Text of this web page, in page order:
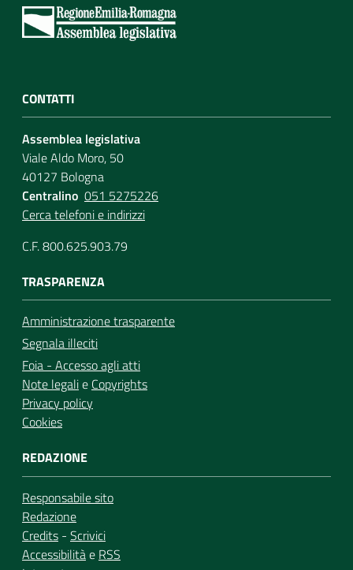
CONTATTI
Assemblea legislativa
Viale Aldo Moro, 50
40127 Bologna
Centralino 051 5275226
Cerca telefoni e indirizzi
C.F. 800.625.903.79
TRASPARENZA
Amministrazione trasparente
Segnala illeciti
Foia - Accesso agli atti
Note legalie Copyrights
Privacy policy
Cookies
REDAZIONE
Responsabile sito
Redazione
Credits - Scrivici
Accessibilitàe RSS